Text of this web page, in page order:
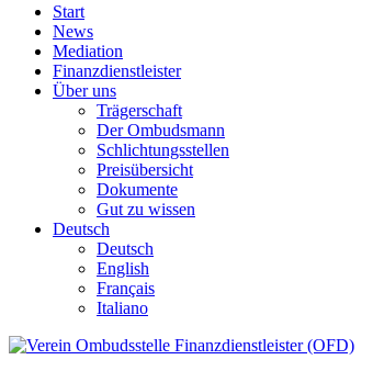
Start
News
Mediation
Finanzdienstleister
Über uns
Trägerschaft
Der Ombudsmann
Schlichtungsstellen
Preisübersicht
Dokumente
Gut zu wissen
Deutsch
Deutsch
English
Français
Italiano